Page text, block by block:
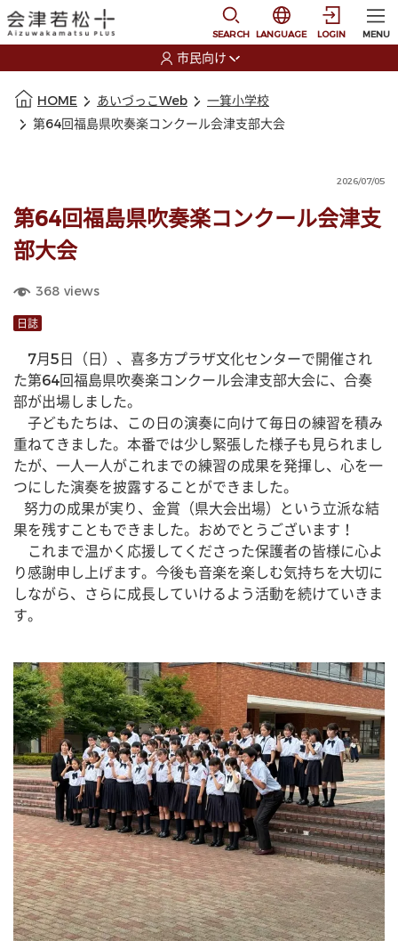
SEARCH
選択すると言語の切
LANGUAGE LOGIN MENU
市民向け
HOME あいづっこWeb
一箕小学校
第64回福島県吹奏楽コンクール会津支部大会
2026/07/05
第64回福島県吹奏楽コンクール会津支
部大会
368 views
日誌
7月5日（日）、喜多方プラザ文化センターで開催され
た第64回福島県吹奏楽コンクール会津支部大会に、合奏
部が出場しました。
子どもたちは、この日の演奏に向けて毎日の練習を積み
重ねてきました。本番では少し緊張した様子も見られまし
たが、一人一人がこれまでの練習の成果を発揮し、心を一
つにした演奏を披露することができました。
果を残すこともできました。おめでとうございます！
これまで温かく応援してくださった保護者の皆様に心よ
り感謝申し上げます。今後も音楽を楽しむ気持ちを大切に
しながら、さらに成長していけるよう活動を続けていきま
す。